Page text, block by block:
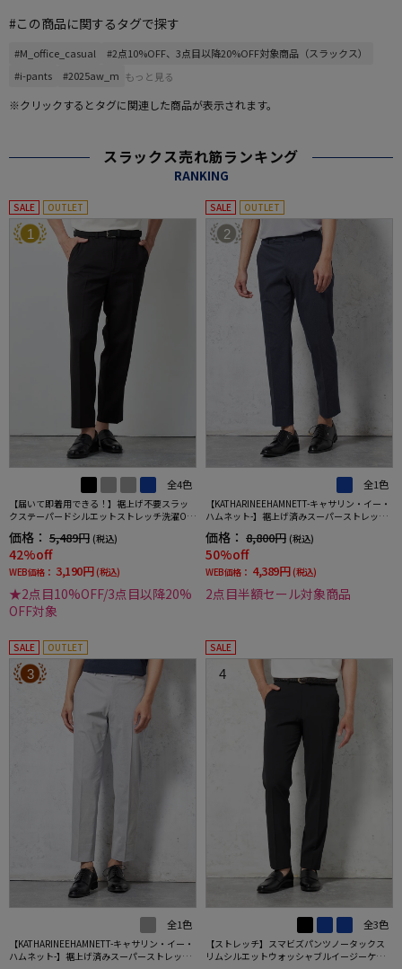
#この商品に関するタグで探す
#M_office_casual
#2点10%OFF、3点目以降20%OFF対象商品（スラックス）
#i-pants
#2025aw_m もっと見る
※クリックするとタグに関連した商品が表示されます。
スラックス売れ筋ランキング
RANKING
SALE OUTLET
1
全4色
【届いて即着用できる！】裾上げ不要スラッ
クステーパードシルエットストレッチ洗濯OK
イージーケア【SmartPick！】
価格： 5,489円 (税込)
42%off
WEB価格： 3,190円 (税込)
★2点目10%OFF/3点目以降20%
OFF対象
SALE OUTLET
2
全1色
【KATHARINEEHAMNETT-キャサリン・イー・
ハムネット-】裾上げ済みスーパーストレッチ
パンツチノパンウォッシャブルネイビー無地
価格： 8,800円 (税込)
50%off
WEB価格： 4,389円 (税込)
2点目半額セール対象商品
SALE OUTLET
3
全1色
【KATHARINEEHAMNETT-キャサリン・イー・
ハムネット-】裾上げ済みスーパーストレッチ
SALE
4
全3色
【ストレッチ】スマビズパンツノータックス
リムシルエットウォッシャブルイージーケア